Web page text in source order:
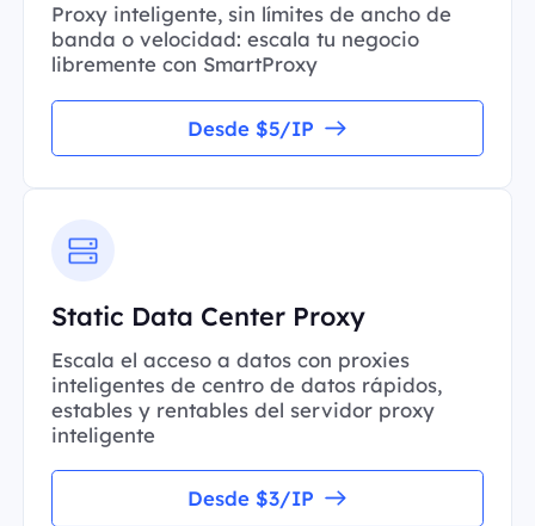
Proxy inteligente, sin límites de ancho de
banda o velocidad: escala tu negocio
libremente con SmartProxy
Desde $5/IP
Static Data Center Proxy
Escala el acceso a datos con proxies
inteligentes de centro de datos rápidos,
estables y rentables del servidor proxy
inteligente
Desde $3/IP